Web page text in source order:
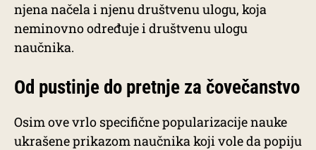
njena načela i njenu društvenu ulogu, koja
neminovno određuje i društvenu ulogu
naučnika.
Od pustinje do pretnje za čovečanstvo
Osim ove vrlo specifične popularizacije nauke
ukrašene prikazom naučnika koji vole da popiju